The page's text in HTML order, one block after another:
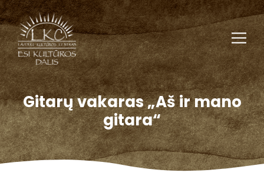
Gitarų vakaras „Aš ir mano
gitara“